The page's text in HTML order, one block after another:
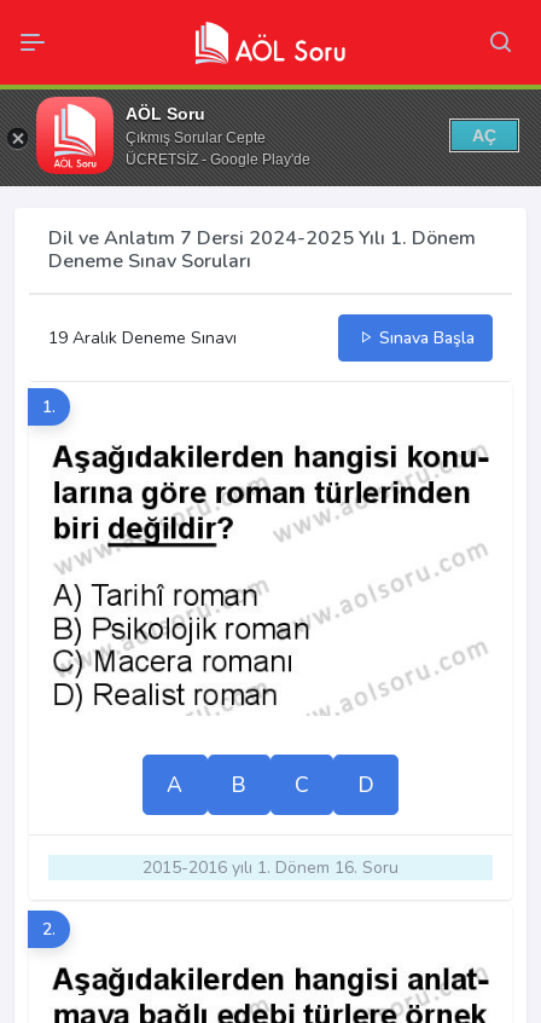
AÖL Soru
Çıkmış Sorular Cepte
ÜCRETSİZ - Google Play'de
AÇ
Dil ve Anlatım 7 Dersi 2024-2025 Yılı 1. Dönem
Deneme Sınav Soruları
19 Aralık Deneme Sınavı Sınava Başla
1.
A B C D
2015-2016 yılı 1. Dönem 16. Soru
2.